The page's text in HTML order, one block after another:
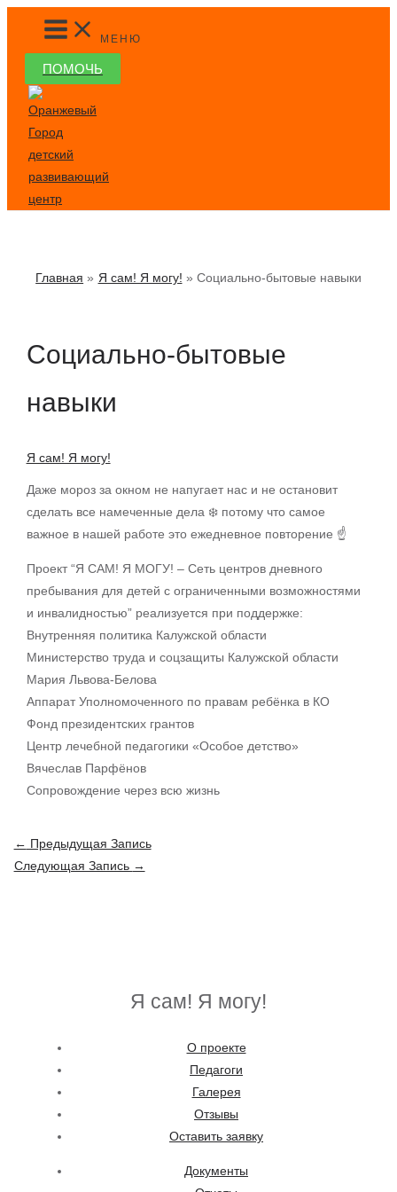
Перейти
содержимому
MAIN
MENU
МЕНЮ
ПОМОЧЬ
Главная Я сам! Я могу! Социально-бытовые навыки
Социально-бытовые
навыки
Я сам! Я могу!
Даже мороз за окном не напугает нас и не остановит
сделать все намеченные дела ❄️ потому что самое
важное в нашей работе это ежедневное повторение ☝️
Проект “Я САМ! Я МОГУ! – Сеть центров дневного
пребывания для детей с ограниченными возможностями
и инвалидностью” реализуется при поддержке:
Внутренняя политика Калужской области
Министерство труда и соцзащиты Калужской области
Мария Львова-Белова
Аппарат Уполномоченного по правам ребёнка в КО
Фонд президентских грантов
Центр лечебной педагогики «Особое детство»
Вячеслав Парфёнов
Сопровождение через всю жизнь
Навигация
по
← Предыдущая Запись
Следующая Запись →
Я сам! Я могу!
О проекте
Педагоги
Галерея
Отзывы
Оставить заявку
Документы